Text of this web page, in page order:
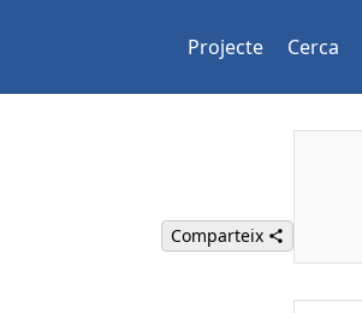
Projecte Cerca
Comparteix